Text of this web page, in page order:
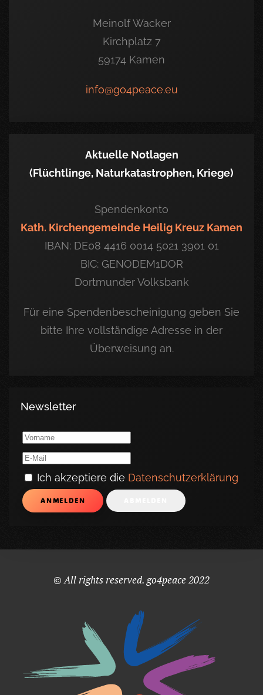
Meinolf Wacker
Kirchplatz 7
59174 Kamen
info@go4peace.eu
Aktuelle Notlagen
(Flüchtlinge, Naturkatastrophen, Kriege)
Spendenkonto
Kath. Kirchengemeinde Heilig Kreuz Kamen
IBAN: DE08 4416 0014 5021 3901 01
BIC: GENODEM1DOR
Dortmunder Volksbank
Für eine Spendenbescheinigung geben Sie
bitte Ihre vollständige Adresse in der
Überweisung an.
Newsletter
Ich akzeptiere die Datenschutzerklärung
ANMELDEN
© All rights reserved. go4peace 2022